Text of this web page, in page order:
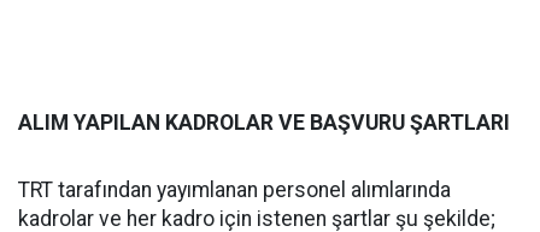
ALIM YAPILAN KADROLAR VE BAŞVURU ŞARTLARI
TRT tarafından yayımlanan personel alımlarında
kadrolar ve her kadro için istenen şartlar şu şekilde;